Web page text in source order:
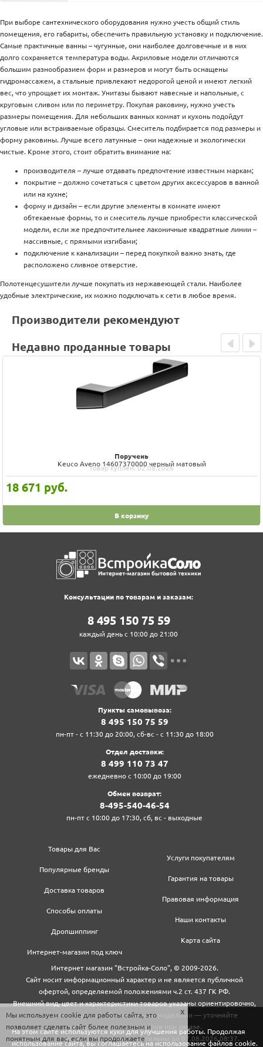
При выборе сантехнического оборудования нужно учесть общий стиль
помещения, его габариты, обеспечить правильную установку и подключение.
Самые практичные ванны – чугунные, они наиболее долговечные и в них
долго сохраняется температура воды. Акриловые модели отличаются
большим разнообразием форм и размеров и могут быть оснащены
гидромассажем, а стальные привлекают недорогой ценой и имеют легкий
вес, что упрощает их монтаж. Унитазы бывают навесные и напольные, с
круговым сливом или по периметру. Покупая раковину, нужно учесть
размеры помещения. Для небольших ванных комнат и кухонь подойдут
угловые или встраиваемые образцы. Смеситель подбирается под размеры и
форму раковины. Лучше всего латунные – они надежные и экологически
чистые. Кроме этого, стоит обратить внимание на:
производителя – лучше отдавать предпочтение известным маркам;
покрытие – должно сочетаться с цветом других аксессуаров в ванной
или на кухне;
форму и дизайн – если другие элементы в комнате имеют
обтекаемые формы, то и смеситель лучше приобрести классической
модели, если же предпочтительнее лаконичные квадратные линии –
массивные, с прямыми изгибами;
подключение к канализации – перед покупкой важно знать, где
расположено сливное отверстие.
Полотенцесушители лучше покупать из нержавеющей стали. Наиболее
удобные электрические, их можно подключать к сети в любое время.
Производители рекомендуют
Недавно проданные товары
Поручень
Keuco Aveno 14607370000 черный матовый
Товар куплен: 02.08.2026
18 671 руб.
В корзину
Prev Next
Консультации по товарам и заказам:
8‍ 4‍9‍5‍ 1‍5‍0‍ 7‍5‍ 5‍9‍
каждый день с 10:00 до 21:00
Пункты самовывоза:
8‍ 4‍9‍5‍ 1‍5‍0‍ 7‍5‍ 5‍9‍
пн-пт - с 11:30 до 20:00, сб-вс - с 11:30 до 18:00
Отдел доставки:
8‍ 4‍9‍9‍ 1‍1‍0‍ 7‍3‍ 4‍7‍
ежедневно с 10:00 до 19:00
Обмен возврат:
8‍-4‍9‍5‍-5‍4‍0‍-4‍6‍-5‍4‍
пн-пт с 10:00 до 17:30, сб, вс - выходные
Товары для Вас
Популярные бренды
Доставка товаров
Способы оплаты
Дропшиппинг
Интернет-магазин под ключ
Услуги покупателям
Гарантия на товары
Правовая информация
Наши контакты
Карта сайта
Интернет магазин "Встройка-Соло", © 2009-2026.
Сайт носит информационный характер и не является публичной
офертой, определяемой положениями ч.2 ст. 437 ГК РФ.
Внешний вид, цвет и характеристики товаров указаны ориентировочно,
могут не совпадать с обновленными моделями — уточняйте
информацию у менеджеров при заказе.
Цены и условия доставки действительны до 07.08.2026 08:37.
На этом сайте используются куки для улучшения работы. Продолжая
использование сайта, вы соглашаетесь на использование файлов cookie.
Мы используем cookie для работы сайта, это
позволяет сделать сайт более полезным и
понятным для вас, если вы продолжаете